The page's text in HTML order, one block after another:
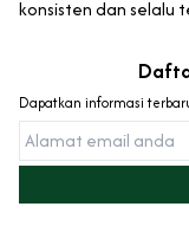
konsisten dan selalu
Dapatkan informasi